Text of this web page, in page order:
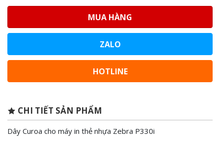
MUA HÀNG
ZALO
HOTLINE
CHI TIẾT SẢN PHẨM
Dây Curoa cho máy in thẻ nhựa Zebra P330i